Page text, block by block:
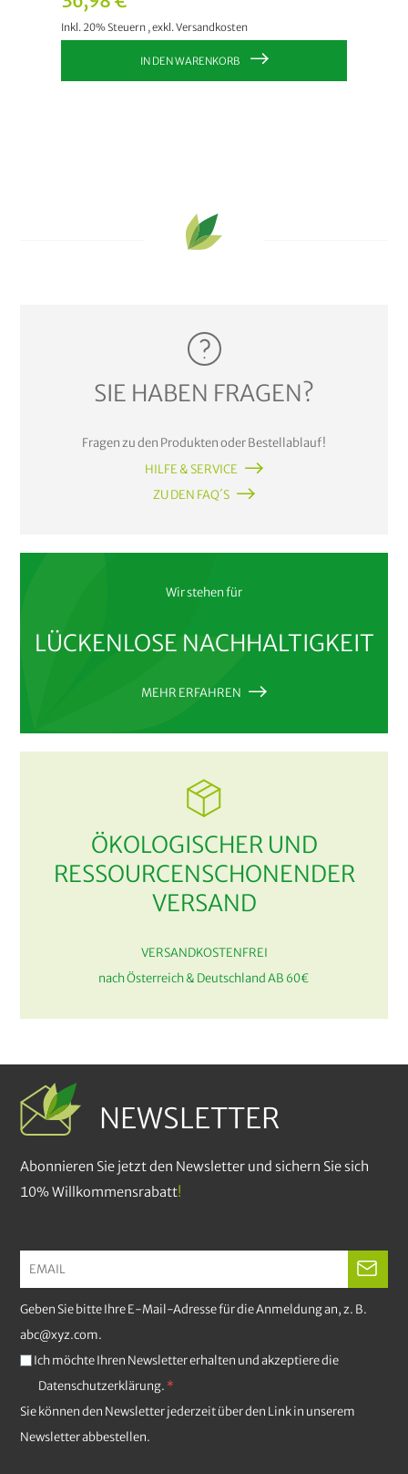
Inkl. 20% Steuern ,exkl.Versandkosten
IN DEN WARENKORB
SIE HABEN FRAGEN?
Fragen zu den Produkten oder Bestellablauf!
HILFE & SERVICE
ZU DEN FAQ´S
Wir stehen für
LÜCKENLOSE NACHHALTIGKEIT
MEHR ERFAHREN
ÖKOLOGISCHER UND
RESSOURCENSCHONENDER
VERSAND
VERSANDKOSTENFREI
nach Österreich & Deutschland AB 60€
NEWSLETTER
Abonnieren Sie jetzt den Newsletter und sichern Sie sich
10% Willkommensrabatt!
Geben Sie bitte Ihre E-Mail-Adresse für die Anmeldung an, z. B.
abc@xyz.com.
Ich möchte Ihren Newsletter erhalten und akzeptiere die
Datenschutzerklärung.
Sie können den Newsletter jederzeit über den Link in unserem
Newsletter abbestellen.